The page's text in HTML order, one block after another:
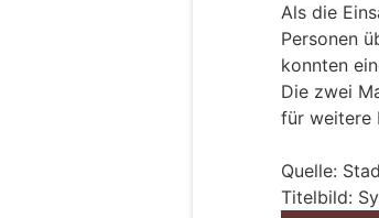
Als die
Personen
konnten
Die zwei
für weitere
Quelle:
Titelbild: